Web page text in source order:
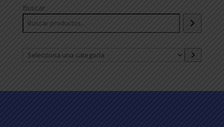
Buscar
Selecciona
una